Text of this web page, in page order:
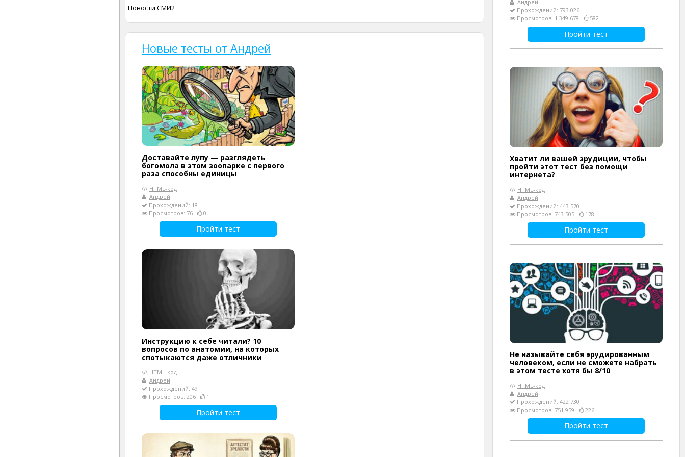
Новости СМИ2
Новые тесты от Андрей
Доставайте лупу — разглядеть
богомола в этом зоопарке с первого
раза способны единицы
HTML-код
Андрей
Прохождений: 18
Просмотров: 76
0
Пройти тест
Инструкцию к себе читали? 10
вопросов по анатомии, на которых
спотыкаются даже отличники
HTML-код
Андрей
Прохождений: 49
Просмотров: 206
1
Пройти тест
Андрей
Прохождений: 793 026
Просмотров: 1 349 678
582
Пройти тест
Хватит ли вашей эрудиции, чтобы
пройти этот тест без помощи
интернета?
HTML-код
Андрей
Прохождений: 443 570
Просмотров: 743 505
178
Пройти тест
Не называйте себя эрудированным
человеком, если не сможете набрать
в этом тесте хотя бы 8/10
HTML-код
Андрей
Прохождений: 422 730
Просмотров: 751 959
226
Пройти тест